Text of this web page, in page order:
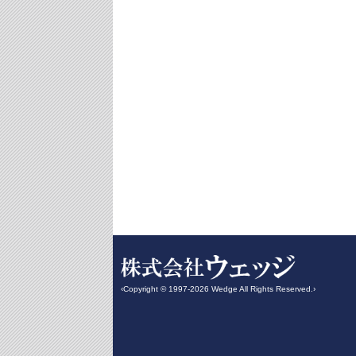
‹Copyright © 1997-2026 Wedge All Rights Reserved.›